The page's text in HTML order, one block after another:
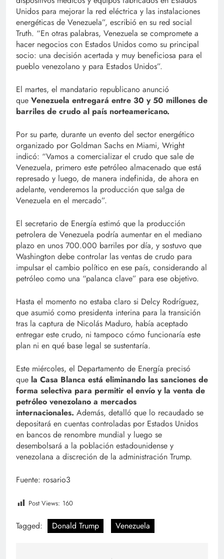
Unidos para mejorar la red eléctrica y las instalaciones
energéticas de Venezuela”, escribió en su red social
Truth. “En otras palabras, Venezuela se compromete a
hacer negocios con Estados Unidos como su principal
socio: una decisión acertada y muy beneficiosa para el
pueblo venezolano y para Estados Unidos”.
El martes, el mandatario republicano anunció
que Venezuela entregará entre 30 y 50 millones de
barriles de crudo al país norteamericano.
Por su parte, durante un evento del sector energético
organizado por Goldman Sachs en Miami, Wright
indicó: “Vamos a comercializar el crudo que sale de
Venezuela, primero este petróleo almacenado que está
represado y luego, de manera indefinida, de ahora en
adelante, venderemos la producción que salga de
Venezuela en el mercado”.
El secretario de Energía estimó que la producción
petrolera de Venezuela podría aumentar en el mediano
plazo en unos 700.000 barriles por día, y sostuvo que
Washington debe controlar las ventas de crudo para
impulsar el cambio político en ese país, considerando al
petróleo como una “palanca clave” para ese objetivo.
Hasta el momento no estaba claro si Delcy Rodríguez,
que asumió como presidenta interina para la transición
tras la captura de Nicolás Maduro, había aceptado
entregar este crudo, ni tampoco cómo funcionaría este
plan ni en qué base legal se sustentaría.
Este miércoles, el Departamento de Energía precisó
que la Casa Blanca está eliminando las sanciones de
forma selectiva para permitir el envío y la venta de
petróleo venezolano a mercados
internacionales. Además, detalló que lo recaudado se
depositará en cuentas controladas por Estados Unidos
en bancos de renombre mundial y luego se
desembolsará a la población estadounidense y
venezolana a discreción de la administración Trump.
Fuente: rosario3
Post Views: 160
Tagged: Donald Trump Venezuela